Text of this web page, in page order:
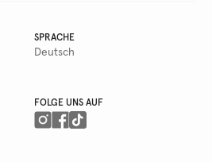
SPRACHE
Deutsch
FOLGE UNS AUF